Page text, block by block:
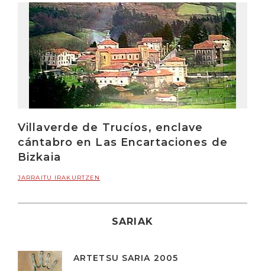
Villaverde de Trucíos, enclave
cántabro en Las Encartaciones de
Bizkaia
JARRAITU IRAKURTZEN
SARIAK
ARTETSU SARIA 2005